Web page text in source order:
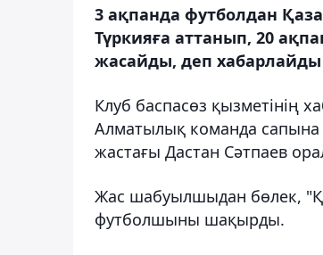
3 ақпанда футболдан
Түркияға аттанып, 20
жасайды, деп хабарлайды
Клуб баспасөз қызметінің
Алматылық команда сапына
жастағы Дастан Сәтпаев
Жас шабуылшыдан бөлек,
футболшыны шақырды.